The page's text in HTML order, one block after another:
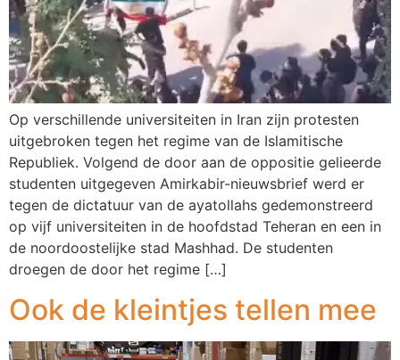
Op verschillende universiteiten in Iran zijn protesten
uitgebroken tegen het regime van de Islamitische
Republiek. Volgend de door aan de oppositie gelieerde
studenten uitgegeven Amirkabir-nieuwsbrief werd er
tegen de dictatuur van de ayatollahs gedemonstreerd
op vijf universiteiten in de hoofdstad Teheran en een in
de noordoostelijke stad Mashhad. De studenten
droegen de door het regime […]
Ook de kleintjes tellen mee